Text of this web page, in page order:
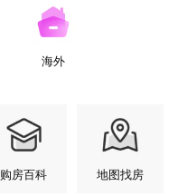
海外
购房百科 地图找房